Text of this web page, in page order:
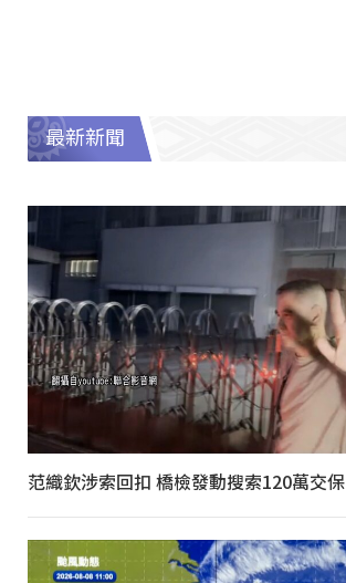
最新新聞
范織欽涉索回扣 橋檢發動搜索120萬交保